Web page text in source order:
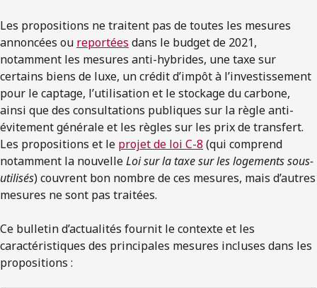
Les propositions ne traitent pas de toutes les mesures
annoncées ou reportées dans le budget de 2021,
notamment les mesures anti-hybrides, une taxe sur
certains biens de luxe, un crédit d’impôt à l’investissement
pour le captage, l’utilisation et le stockage du carbone,
ainsi que des consultations publiques sur la règle anti-
évitement générale et les règles sur les prix de transfert.
Les propositions et le projet de loi C-8 (qui comprend
notamment la nouvelleLoi sur la taxe sur les logements sous-
utilisés) couvrent bon nombre de ces mesures, mais d’autres
mesures ne sont pas traitées.
Ce bulletin d’actualités fournit le contexte et les
caractéristiques des principales mesures incluses dans les
propositions :